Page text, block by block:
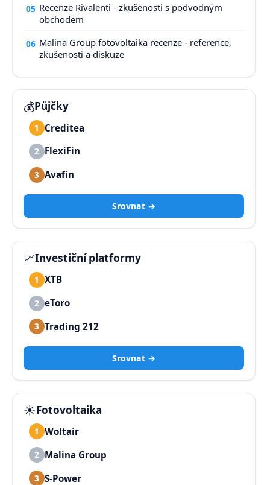
05 Recenze Rivalenti - zkušenosti s podvodným
obchodem
06 Malina Group fotovoltaika recenze - reference,
zkušenosti a diskuze
💰Půjčky
1 Creditea
2 FlexiFin
3 Avafin
Srovnat →
📈Investiční platformy
1 XTB
2 eToro
3 Trading 212
Srovnat →
☀️Fotovoltaika
1 Woltair
2 Malina Group
3 S-Power